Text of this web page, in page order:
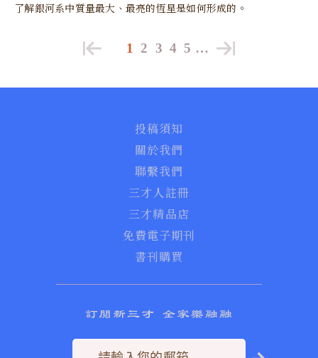
了解銀河系中質量最大、最亮的恆星是如何形成的。
1 2 3 4 5 …
投稿須知
關於我們
聯繫我們
三才人註冊
三才精品店
免費電子期刊
書刊購買
訂閱新三才 全家樂融融